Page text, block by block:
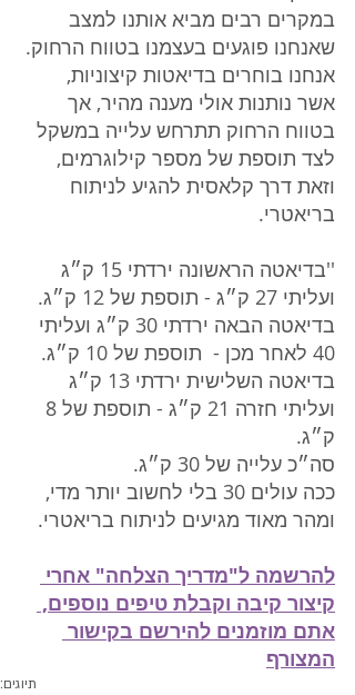
במקרים רבים מביא אותנו למצב
שאנחנו פוגעים בעצמנו בטווח הרחוק.
אנחנו בוחרים בדיאטות קיצוניות,
אשר נותנות אולי מענה מהיר, אך
בטווח הרחוק תתרחש עלייה במשקל
לצד תוספת של מספר קילוגרמים,
וזאת דרך קלאסית להגיע לניתוח
בריאטרי.
''בדיאטה הראשונה ירדתי 15 ק״ג
ועליתי 27 ק״ג - תוספת של 12 ק״ג.
בדיאטה הבאה ירדתי 30 ק״ג ועליתי
40 לאחר מכן -  תוספת של 10 ק״ג.
בדיאטה השלישית ירדתי 13 ק״ג
ק״ג.
סה״כ עלייה של 30 ק״ג.
ככה עולים 30 בלי לחשוב יותר מדי,
ומהר מאוד מגיעים לניתוח בריאטרי.
להרשמה ל"מדריך הצלחה" אחרי
קיצור קיבה וקבלת טיפים נוספים,
אתם מוזמנים להירשם בקישור
המצורף
תיוגים: